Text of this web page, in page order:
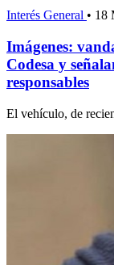
Interés General • 18
Imágenes:
Codesa y
responsables
El vehículo, de